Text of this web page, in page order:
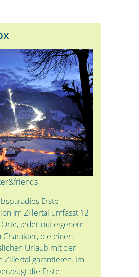
Erste
im Zillertal umfasst 12
jeder mit eigenem
Charakter, die einen
Urlaub mit der
Zillertal garantieren. Im
die Erste